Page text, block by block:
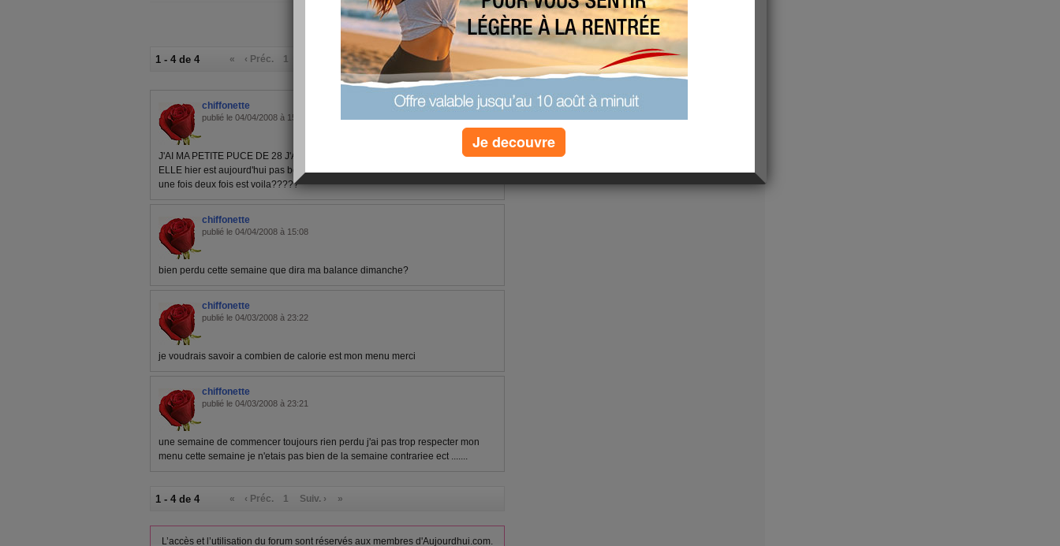
1 - 4 de 4 « ‹ Préc. 1 »
chiffonette
publié le 04/04/2008 à 15:13
J'AI MA PETITE PUCE DE 28 J'AI MANGER DES PETITES FRIANDISES AVEC
ELLE hier est aujourd'hui pas bon ??mais bon peu pas refusée tiens mamie
une fois deux fois est voila?????
chiffonette
publié le 04/04/2008 à 15:08
bien perdu cette semaine que dira ma balance dimanche?
chiffonette
publié le 04/03/2008 à 23:22
je voudrais savoir a combien de calorie est mon menu merci
chiffonette
publié le 04/03/2008 à 23:21
une semaine de commencer toujours rien perdu j'ai pas trop respecter mon
menu cette semaine je n'etais pas bien de la semaine contrariee ect .......
1 - 4 de 4 « ‹ Préc. 1 Suiv. › »
L’accès et l’utilisation du forum sont réservés aux membres d'Aujourdhui.com.
Je decouvre